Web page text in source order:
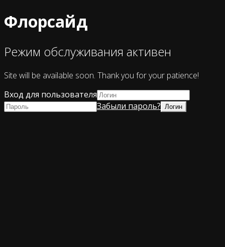
Флорсайд
Режим обслуживания активен
Site will be available soon. Thank you for your patience!
Вход для пользователя
Забыли пароль?